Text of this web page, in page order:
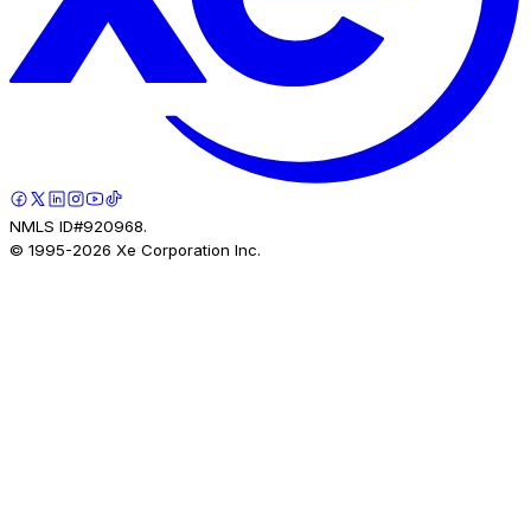
NMLS ID#920968.
© 1995-2026 Xe Corporation Inc.